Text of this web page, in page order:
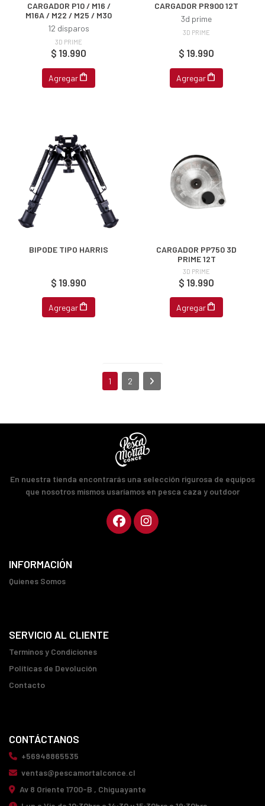
CARGADOR P10 / M16 /
M16A / M22 / M25 / M30
12 disparos
3D PRIME
$ 19.990
Agregar
CARGADOR PR900 12T
3d prime
3D PRIME
$ 19.990
Agregar
BIPODE TIPO HARRIS
$ 19.990
Agregar
CARGADOR PP750 3D
PRIME 12T
3D PRIME
$ 19.990
Agregar
1 2
En nuestra tienda encontrarás una selección rigurosa de equipos
que nosotros mismos usaríamos en pesca caza y outdoor
INFORMACIÓN
Quienes Somos
SERVICIO AL CLIENTE
Terminos y Condiciones
Políticas de Devolución
Contacto
CONTÁCTANOS
+56948865535
ventas@pescamortalconce.cl
Av 8 Oriente 1700-B , Chiguayante